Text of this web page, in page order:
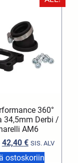
360°
34,5mm Derbi /
AM6
42,40 € SIS. ALV
ostoskoriin